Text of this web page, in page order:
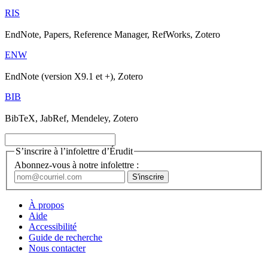
RIS
EndNote, Papers, Reference Manager, RefWorks, Zotero
ENW
EndNote (version X9.1 et +), Zotero
BIB
BibTeX, JabRef, Mendeley, Zotero
S’inscrire à l’infolettre d’Érudit
Abonnez-vous à notre infolettre :
À propos
Aide
Accessibilité
Guide de recherche
Nous contacter